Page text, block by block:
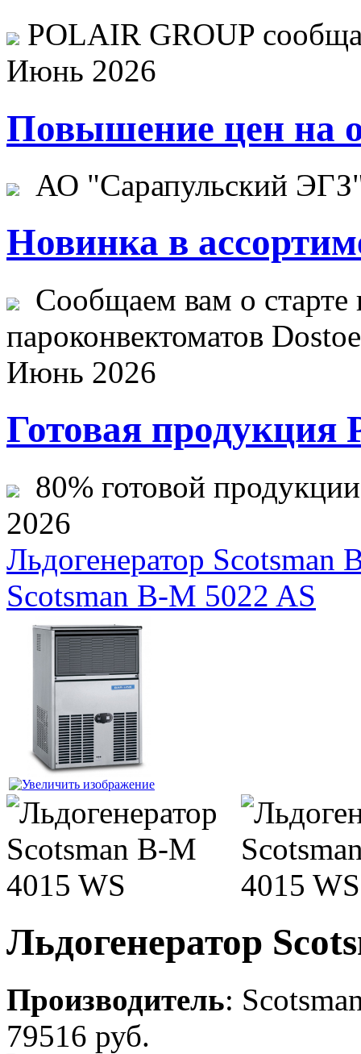
POLAIR GROUP
Июнь 2026
Повышение цен на
АО "Сарапульский
Новинка в
Сообщаем вам о старте
пароконвектоматов
Июнь 2026
Готовая продукция
80% готовой
2026
Льдогенератор Scotsman
Scotsman B-M 5022 AS
Льдогенератор
Производитель:
79516 руб.